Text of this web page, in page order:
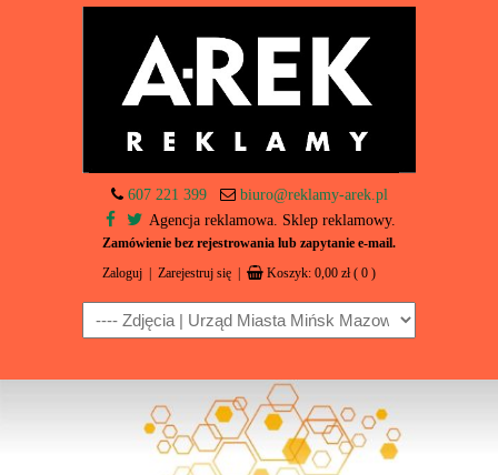
607 221 399
biuro@reklamy-arek.pl
Agencja reklamowa. Sklep reklamowy.
Zamówienie bez rejestrowania lub zapytanie e-mail.
Zaloguj Zarejestruj się Koszyk: 0,00 zł ( 0 )
Navigation